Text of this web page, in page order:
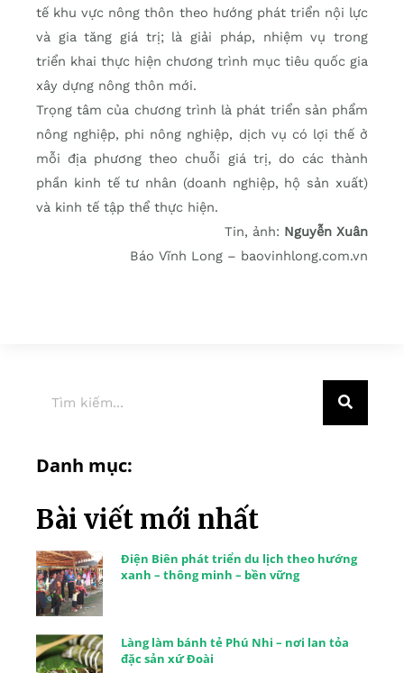
tế khu vực nông thôn theo hướng phát triển nội lực
và gia tăng giá trị; là giải pháp, nhiệm vụ trong
triển khai thực hiện chương trình mục tiêu quốc gia
xây dựng nông thôn mới.
Trọng tâm của chương trình là phát triển sản phẩm
nông nghiệp, phi nông nghiệp, dịch vụ có lợi thế ở
mỗi địa phương theo chuỗi giá trị, do các thành
phần kinh tế tư nhân (doanh nghiệp, hộ sản xuất)
và kinh tế tập thể thực hiện.
Tin, ảnh: Nguyễn Xuân
Báo Vĩnh Long – baovinhlong.com.vn
Danh mục:
Bài viết mới nhất
Điện Biên phát triển du lịch theo hướng
xanh – thông minh – bền vững
Làng làm bánh tẻ Phú Nhi – nơi lan tỏa
đặc sản xứ Đoài